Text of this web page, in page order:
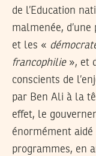
de l’Education
malmenée,
et les «
francophilie», et
conscients de
par Ben Ali à la
effet, le
énormément
programmes, en